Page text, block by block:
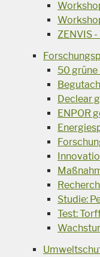
ZENVIS
50 grüne
Declear
ENPOR
Studie:
Test: